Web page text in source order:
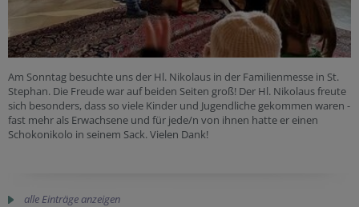
Am Sonntag besuchte uns der Hl. Nikolaus in der Familienmesse in St.
Stephan. Die Freude war auf beiden Seiten groß! Der Hl. Nikolaus freute
sich besonders, dass so viele Kinder und Jugendliche gekommen waren -
fast mehr als Erwachsene und für jede/n von ihnen hatte er einen
Schokonikolo in seinem Sack. Vielen Dank!
alle Einträge anzeigen